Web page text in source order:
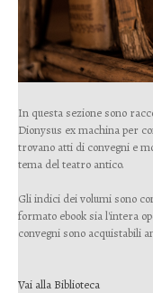
In questa sezione sono
Dionysus ex machina per
trovano atti di convegni e
tema del teatro antico.
Gli indici dei volumi sono
formato ebook sia l'intera
convegni sono acquistabili
Vai alla Biblioteca